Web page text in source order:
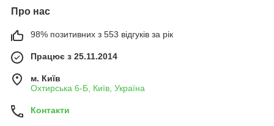
Про нас
98% позитивних з 553 відгуків за рік
Працює з 25.11.2014
м. Київ
Охтирська 6-Б, Київ, Україна
Контакти